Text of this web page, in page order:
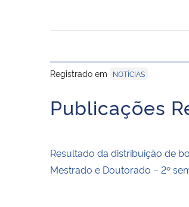
Registrado em
NOTÍCIAS
Publicações
Resultado da distribuição de
Mestrado e Doutorado – 2º